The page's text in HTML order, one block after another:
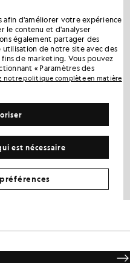
afin d'améliorer votre expérience
le contenu et d'analyser
également partager des
de notre site avec des
de marketing. Vous pouvez
« Paramètres des
notre politique complète en matière
est nécessaire